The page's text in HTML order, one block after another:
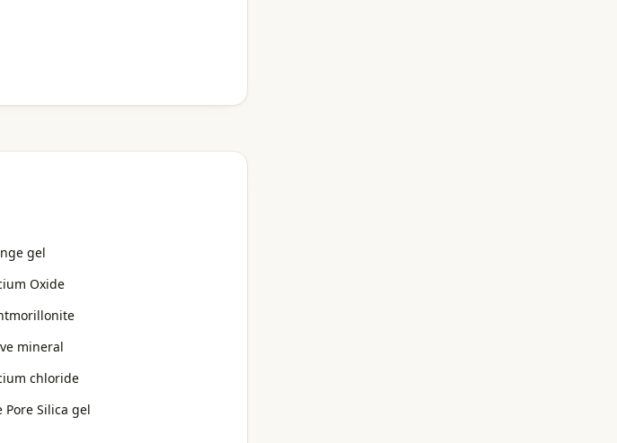
gel
Oxide
mineral
chloride
Pore Silica gel